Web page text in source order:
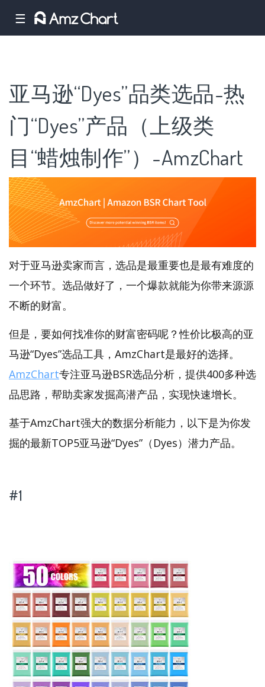
☰
亚马逊“Dyes”品类选品-热
门“Dyes”产品（上级类
目“蜡烛制作”）-AmzChart
对于亚马逊卖家而言，选品是最重要也是最有难度的
一个环节。选品做好了，一个爆款就能为你带来源源
不断的财富。
但是，要如何找准你的财富密码呢？性价比极高的亚
马逊“Dyes”选品工具，AmzChart是最好的选择。
AmzChart专注亚马逊BSR选品分析，提供400多种选
品思路，帮助卖家发掘高潜产品，实现快速增长。
基于AmzChart强大的数据分析能力，以下是为你发
掘的最新TOP5亚马逊“Dyes”（Dyes）潜力产品。
#1